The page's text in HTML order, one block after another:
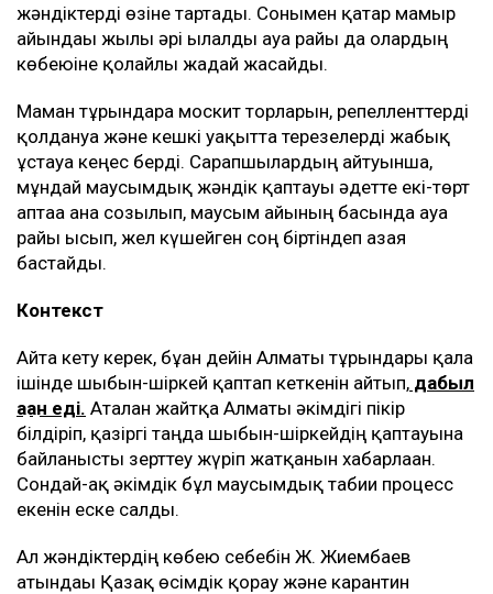
жәндіктерді өзіне тартады. Сонымен қатар мамыр
айындағы жылы әрі ылғалды ауа райы да олардың
көбеюіне қолайлы жағдай жасайды.
Маман тұрғындарға москит торларын, репелленттерді
қолдануға және кешкі уақытта терезелерді жабық
ұстауға кеңес берді. Сарапшылардың айтуынша,
мұндай маусымдық жәндік қаптауы әдетте екі-төрт
аптаға ғана созылып, маусым айының басында ауа
райы ысып, жел күшейген соң біртіндеп азая
бастайды.
Контекст
Айта кету керек, бұған дейін Алматы тұрғындары қала
ішінде шыбын-шіркей қаптап кеткенін айтып, дабыл
қаққан еді. Аталған жайтқа Алматы әкімдігі пікір
білдіріп, қазіргі таңда шыбын-шіркейдің қаптауына
байланысты зерттеу жүріп жатқанын хабарлаған.
Сондай-ақ әкімдік бұл маусымдық табиғи процесс
екенін еске салды.
Ал жәндіктердің көбею себебін Ж. Жиембаев
атындағы Қазақ өсімдік қорғау және карантин